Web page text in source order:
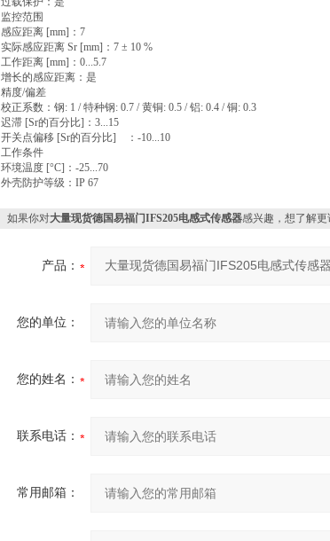
监控范围
感应距离 [mm]：7
实际感应距离 Sr [mm]：7 ± 10 %
工作距离 [mm]：0...5.7
增长的感应距离：是
精度/偏差
校正系数：钢: 1 / 特种钢: 0.7 / 黄铜: 0.5 / 铝: 0.4 / 铜: 0.3
迟滞 [Sr的百分比]：3...15
开关点偏移 [Sr的百分比] ：-10...10
工作条件
环境温度 [°C]：-25...70
外壳防护等级：IP 67
如果你对大量现货德国易福门IFS205电感式传感器感兴趣，想了解更
产品：
您的单位：
您的姓名：
联系电话：
常用邮箱：